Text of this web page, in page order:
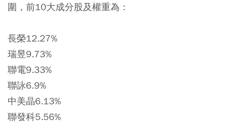
圍，前10大成分股及權重為：
長榮12.27%
瑞昱9.73%
聯電9.33%
聯詠6.9%
中美晶6.13%
聯發科5.56%